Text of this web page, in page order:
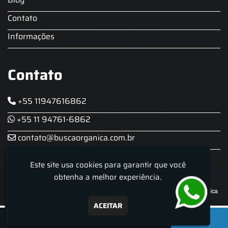
Contato
Informações
Contato
+55 11947616862
+55 11 94761-6862
contato@buscaorganica.com.br
Roda do Chopp - Aluguel De Chopeira
Este site usa cookies para garantir que você
obtenha a melhor experiência.
ACEITAR